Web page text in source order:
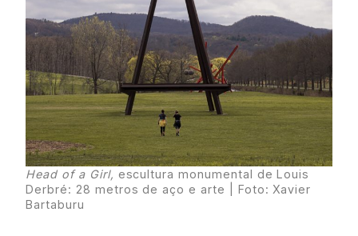
Head of a Girl, escultura monumental de Louis
Derbré: 28 metros de aço e arte | Foto: Xavier
Bartaburu